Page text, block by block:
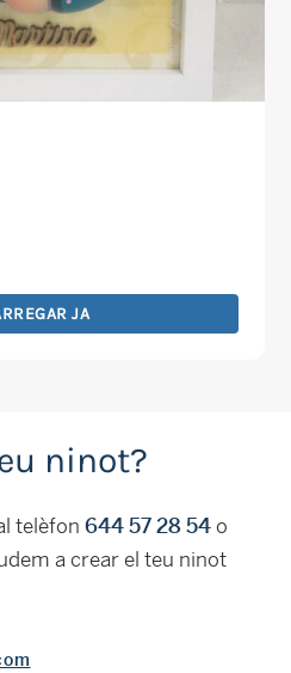
JA
ninot?
telèfon 644 57 28 54o
a crear el teu ninot